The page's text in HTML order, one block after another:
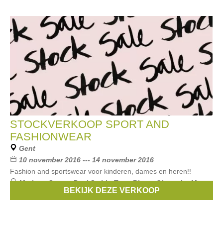
STOCKVERKOOP SPORT AND
FASHIONWEAR
Gent
10 november 2016 --- 14 november 2016
Fashion and sportswear voor kinderen, dames en heren!!
Merken:Scapa,Paul Smith,Terre Bleue,Gigue,Le Mont
BEKIJK DEZE VERKOOP